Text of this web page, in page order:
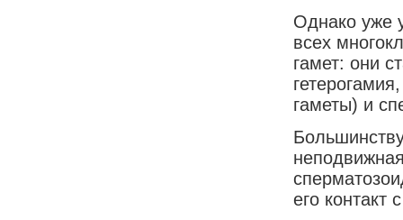
Однако уже
всех
гамет: они
гаметы) и
его